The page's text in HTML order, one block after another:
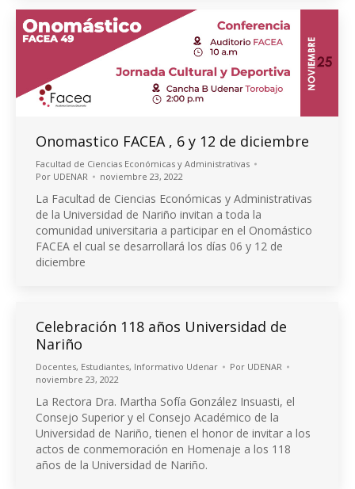
Onomastico FACEA , 6 y 12 de diciembre
Facultad de Ciencias Económicas y Administrativas
Por UDENAR noviembre 23, 2022
La Facultad de Ciencias Económicas y Administrativas
de la Universidad de Nariño invitan a toda la
comunidad universitaria a participar en el Onomástico
FACEA el cual se desarrollará los días 06 y 12 de
diciembre
Celebración 118 años Universidad de
Nariño
Docentes, Estudiantes, Informativo Udenar Por UDENAR
noviembre 23, 2022
La Rectora Dra. Martha Sofía González Insuasti, el
Consejo Superior y el Consejo Académico de la
Universidad de Nariño, tienen el honor de invitar a los
actos de conmemoración en Homenaje a los 118
años de la Universidad de Nariño.